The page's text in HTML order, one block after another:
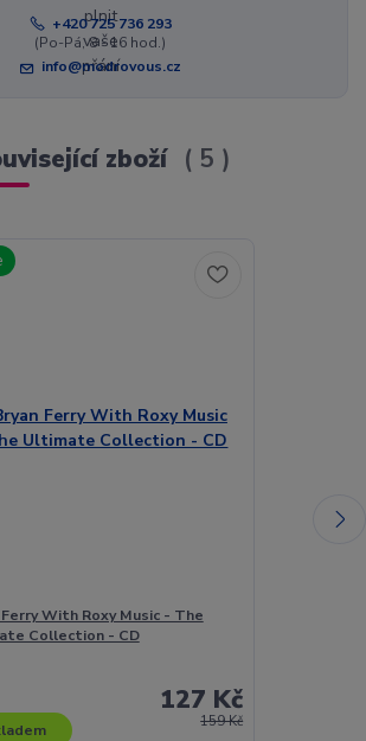
+420 725 736 293
(Po-Pá, 8 - 16 hod.)
info@modrovous.cz
zboží 5
Ferry With Roxy Music - The
Collection - CD
159 Kč
127 Kč